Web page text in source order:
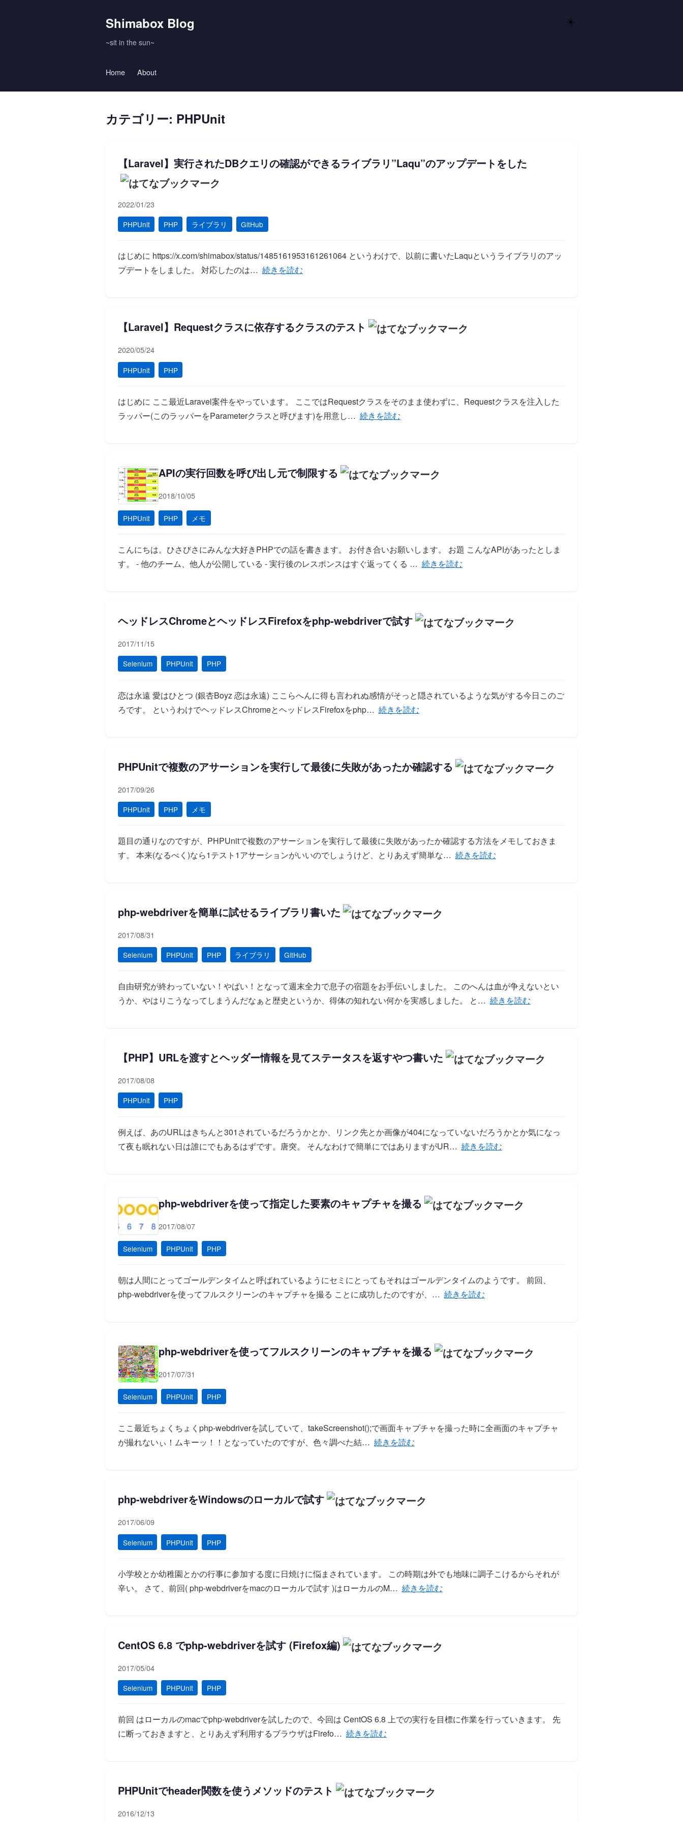
Shimabox Blog
~sit in the sun~
☀️
Home About
カテゴリー: PHPUnit
【Laravel】実行されたDBクエリの確認ができるライブラリ”Laqu”のアップデートをした
2022/01/23
PHPUnit PHP ライブラリ GitHub
はじめに https://x.com/shimabox/status/1485161953161261064 というわけで、以前に書いたLaquというライブラリのアッ
プデートをしました。 対応したのは… 「【Laravel】実行されたDBクエリの確認ができるライブラリ”Laqu”のアップデートをした」の
続きを読む
【Laravel】Requestクラスに依存するクラスのテスト
2020/05/24
PHPUnit PHP
はじめに ここ最近Laravel案件をやっています。 ここではRequestクラスをそのまま使わずに、Requestクラスを注入した
ラッパー(このラッパーをParameterクラスと呼びます)を用意し… 「【Laravel】Requestクラスに依存するクラスのテスト」の
続きを読む
APIの実行回数を呼び出し元で制限する
2018/10/05
PHPUnit PHP メモ
こんにちは。ひさびさにみんな大好きPHPでの話を書きます。 お付き合いお願いします。 お題 こんなAPIがあったとしま
す。 - 他のチーム、他人が公開している - 実行後のレスポンスはすぐ返ってくる … 「APIの実行回数を呼び出し元で制限する」の
続きを読む
ヘッドレスChromeとヘッドレスFirefoxをphp-webdriverで試す
2017/11/15
Selenium PHPUnit PHP
恋は永遠 愛はひとつ (銀杏Boyz 恋は永遠) ここらへんに得も言われぬ感情がそっと隠されているような気がする今日このご
ろです。 というわけでヘッドレスChromeとヘッドレスFirefoxをphp… 「ヘッドレスChromeとヘッドレスFirefoxをphp-webdriverで試す」の
続きを読む
PHPUnitで複数のアサーションを実行して最後に失敗があったか確認する
2017/09/26
PHPUnit PHP メモ
題目の通りなのですが、PHPUnitで複数のアサーションを実行して最後に失敗があったか確認する方法をメモしておきま
す。 本来(なるべく)なら1テスト1アサーションがいいのでしょうけど、とりあえず簡単な… 「PHPUnitで複数のアサーションを実行して最後に失敗があ
続きを読む
php-webdriverを簡単に試せるライブラリ書いた
2017/08/31
Selenium PHPUnit PHP ライブラリ GitHub
自由研究が終わっていない！やばい！となって週末全力で息子の宿題をお手伝いしました。 このへんは血が争えないとい
うか、やはりこうなってしまうんだなぁと歴史というか、得体の知れない何かを実感しました。 と… 「php-webdriverを簡単に試せるライブラリ書いた」
続きを読む
【PHP】URLを渡すとヘッダー情報を見てステータスを返すやつ書いた
2017/08/08
PHPUnit PHP
例えば、あのURLはきちんと301されているだろうかとか、リンク先とか画像が404になっていないだろうかとか気になっ
て夜も眠れない日は誰にでもあるはずです。唐突。 そんなわけで簡単にではありますがUR… 「【PHP】URLを渡すとヘッダー情報を見てステータスを
続きを読む
php-webdriverを使って指定した要素のキャプチャを撮る
2017/08/07
Selenium PHPUnit PHP
朝は人間にとってゴールデンタイムと呼ばれているようにセミにとってもそれはゴールデンタイムのようです。 前回、
php-webdriverを使ってフルスクリーンのキャプチャを撮る ことに成功したのですが、… 「php-webdriverを使って指定した要素のキャプチャを撮る」の
続きを読む
php-webdriverを使ってフルスクリーンのキャプチャを撮る
2017/07/31
Selenium PHPUnit PHP
ここ最近ちょくちょくphp-webdriverを試していて、takeScreenshot();で画面キャプチャを撮った時に全画面のキャプチャ
が撮れないぃ！ムキーッ！！となっていたのですが、色々調べた結… 「php-webdriverを使ってフルスクリーンのキャプチャを撮る」の
続きを読む
php-webdriverをWindowsのローカルで試す
2017/06/09
Selenium PHPUnit PHP
小学校とか幼稚園とかの行事に参加する度に日焼けに悩まされています。 この時期は外でも地味に調子こけるからそれが
辛い。 さて、前回( php-webdriverをmacのローカルで試す )はローカルのM… 「php-webdriverをWindowsのローカルで試す」の
続きを読む
CentOS 6.8 でphp-webdriverを試す (Firefox編)
2017/05/04
Selenium PHPUnit PHP
前回 はローカルのmacでphp-webdriverを試したので、今回は CentOS 6.8 上での実行を目標に作業を行っていきます。 先
に断っておきますと、とりあえず利用するブラウザはFirefo… 「CentOS 6.8 でphp-webdriverを試す (Firefox編)」の
続きを読む
PHPUnitでheader関数を使うメソッドのテスト
2016/12/13